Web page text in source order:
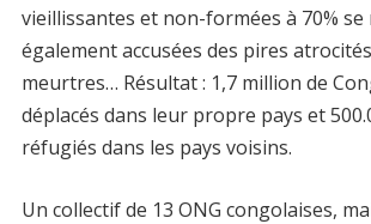
vieillissantes et non-formées à 70%
également accusées des pires
meurtres… Résultat : 1,7 million de
déplacés dans leur propre pays et
réfugiés dans les pays voisins.
Un collectif de 13 ONG congolaises,